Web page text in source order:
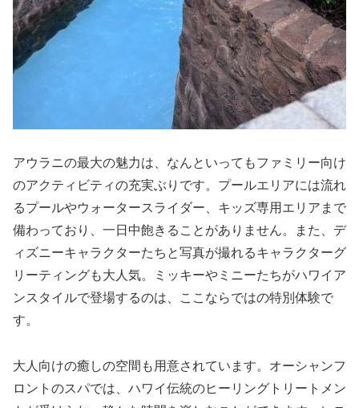
アウラニの最大の魅力は、なんといってもファミリー向け
のアクティビティの充実ぶりです。プールエリアには流れ
るプールやウォータースライダー、キッズ専用エリアまで
備わっており、一日中飽きることがありません。また、デ
ィズニーキャラクターたちと写真が撮れるキャラクターグ
リーティングも大人気。ミッキーやミニーたちがハワイア
ンスタイルで登場するのは、ここならではの特別体験で
す。
大人向けの癒しの空間も用意されています。オーシャンフ
ロントのスパでは、ハワイ伝統のヒーリングトリートメン